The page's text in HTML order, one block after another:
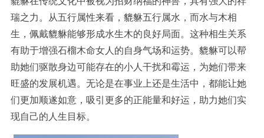
瑞之力。从五行属性来看，貔貅五行属水，而水与木相
生，佩戴貔貅能够形成水生木的良好局面。这种相生关系
有助于增强石榴木命女人的自身气场和运势。貔貅可以帮
助她们驱散身边可能存在的小人干扰和霉运，为她们带来
旺盛的发展机遇。无论是在事业上还是生活中，都能让她
们更加顺遂如意，吸引更多的正能量和好运，助力她们实
现自己的人生目标。